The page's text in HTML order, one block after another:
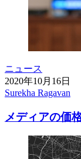
ニュース
2020年10月16日
Surekha Ragavan
メディアの価